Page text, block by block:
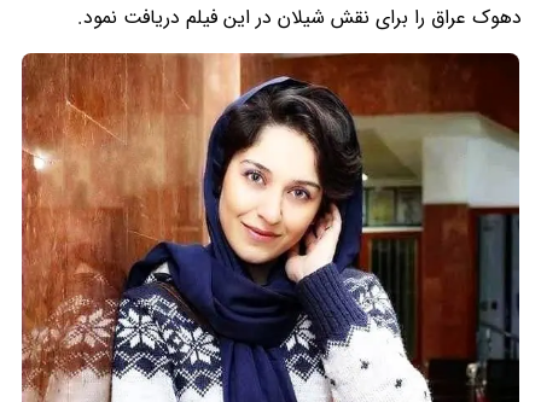
دهوک عراق را برای نقش شیلان در این فیلم دریافت نمود.